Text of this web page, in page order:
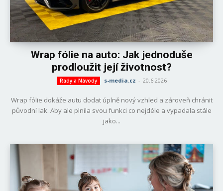
Wrap fólie na auto: Jak jednoduše
prodloužit její životnost?
Rady a Návody s-media.cz - 20.6.2026
Wrap fólie dokáže autu dodat úplně nový vzhled a zároveň chránit
původní lak. Aby ale plnila svou funkci co nejdéle a vypadala stále
jako...